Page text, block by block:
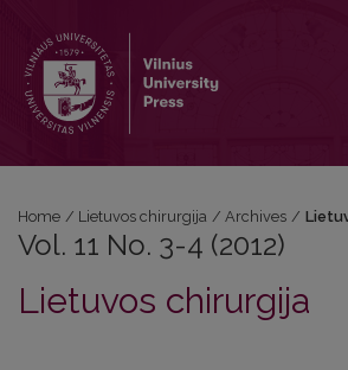
Home / Lietuvos chirurgija / Archives /
Vol. 11 No. 3-4 (2012)
Lietuvos chirurgija